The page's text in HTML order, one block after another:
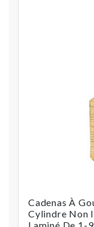
Cadenas À
Cylindre Non
Laminé De 1-